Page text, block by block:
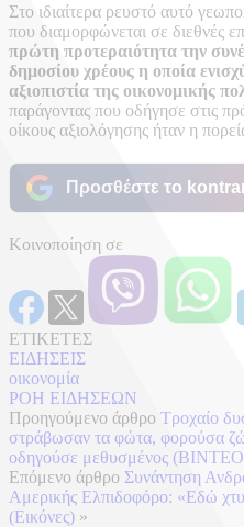
Στο ιδιαίτερα ρευστό αυτό
που διαμορφώνεται σε διεθνές
πρώτη προτεραιότητα την
δημοσίου χρέους η οποία
αξιοπιστία της οικονομικής
παράγοντας που οδήγησε στις
οίκους αξιολόγησης ήταν η
Προσθέστε το
Κοινοποίηση σε
ΕΤΙΚΕΤΕΣ
ΕΙΔΗΣΕΙΣ
οικονομία
ΡΟΗ ΕΙΔΗΣΕΩΝ
Προηγούμενο άρθρο Τροχαίο
στράβωσαν τα φώτα, φορούσα
οδηγούσε μεθυσμένος
Επόμενο άρθρο Συνάντηση
Αμερικής Ελπιδοφόρο: «Εδώ
(Εικόνες) »